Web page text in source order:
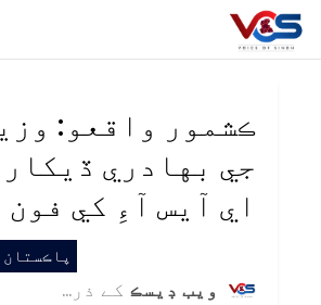
ڪشمور واقعو:
جي بهادري
اي آيس آءِ کي فون
پاڪستان
ويب ڊيسڪ کے ذریعہ